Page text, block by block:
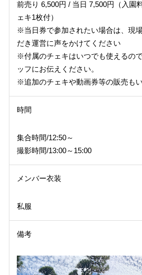
前売り 6,500円 / 当日 7,500円（入園
ェキ1枚付）
※当日券で参加されたい場合は、現
だき運営に声をかけてください
※付属のチェキはいつでも使えるの
ッフにお伝えください。
※追加のチェキや動画券等の販売もい
時間
集合時間/12:50～
撮影時間/13:00～15:00
メンバー衣装
私服
備考